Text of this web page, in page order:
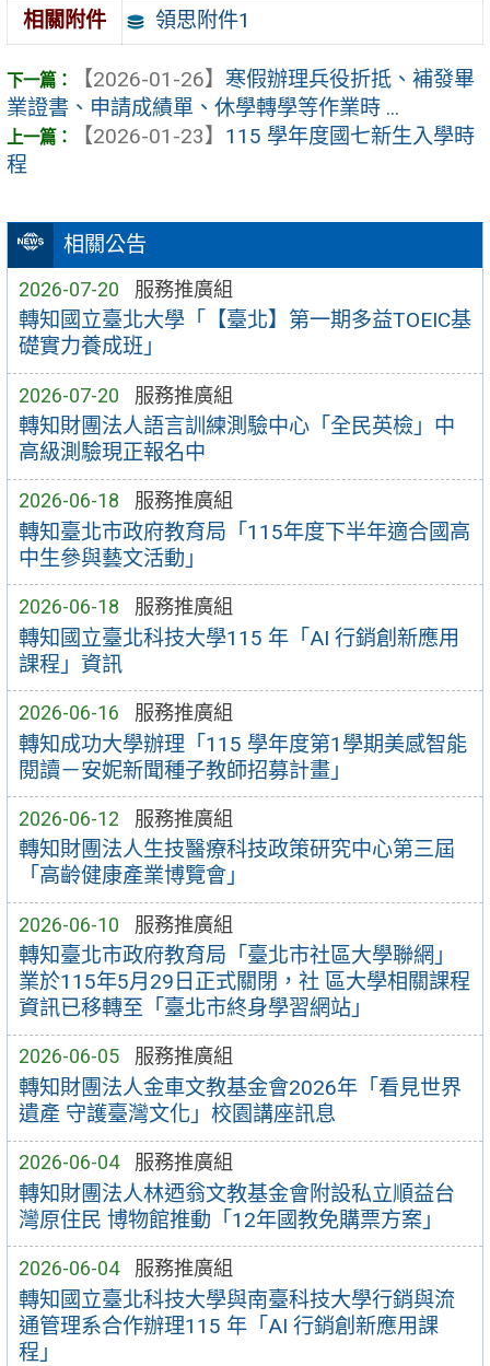
相關公告
2026-07-20 服務推廣組
轉知國立臺北大學「【臺北】第一期多益TOEIC基
礎實力養成班」
2026-07-20 服務推廣組
轉知財團法人語言訓練測驗中心「全民英檢」中
高級測驗現正報名中
2026-06-18 服務推廣組
轉知臺北市政府教育局「115年度下半年適合國高
中生參與藝文活動」
2026-06-18 服務推廣組
轉知國立臺北科技大學115 年「AI 行銷創新應用
課程」資訊
2026-06-16 服務推廣組
轉知成功大學辦理「115 學年度第1學期美感智能
閱讀－安妮新聞種子教師招募計畫」
2026-06-12 服務推廣組
轉知財團法人生技醫療科技政策研究中心第三屆
「高齡健康產業博覽會」
2026-06-10 服務推廣組
轉知臺北市政府教育局「臺北市社區大學聯網」
業於115年5月29日正式關閉，社 區大學相關課程
資訊已移轉至「臺北市終身學習網站」
2026-06-05 服務推廣組
轉知財團法人金車文教基金會2026年「看見世界
遺產 守護臺灣文化」校園講座訊息
2026-06-04 服務推廣組
轉知財團法人林迺翁文教基金會附設私立順益台
灣原住民 博物館推動「12年國教免購票方案」
2026-06-04 服務推廣組
轉知國立臺北科技大學與南臺科技大學行銷與流
通管理系合作辦理115 年「AI 行銷創新應用課
程」
相關附件
領思附件1
【2026-01-26】 寒假辦理兵役折抵、補發畢
業證書、申請成績單、休學轉學等作業時 ...
【2026-01-23】 115 學年度國七新生入學時
程